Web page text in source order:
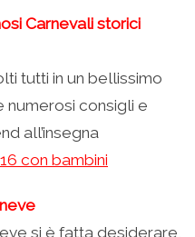
Carnevali storici
tutti in un bellissimo
consigli e
all’insegna
con bambini
si è fatta desiderare,